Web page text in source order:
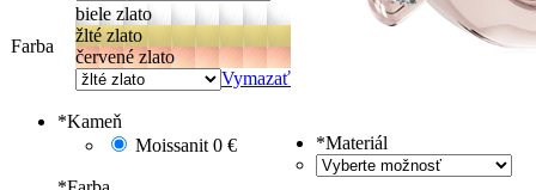
Farba
biele zlato
žlté zlato
červené zlato
Vymazať
*Kameň
Moissanit 0 € *Materiál